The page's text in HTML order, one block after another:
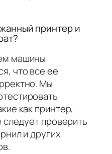
принтер и
машины
что все ее
Мы
как принтер,
проверить
и других